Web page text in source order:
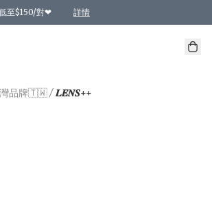
至$150/對❤ 詳情
貨❁⃘
☼ 特價❤︎數量有限 售完即止
兩對$99✿數量有限 售完即止♫
上9 折；買4件或以上85 折；買6件或以上8 折
140.00；買4件HKD 260.00
190.00；買4件HKD 360.00
110.00；買4件HKD 180.00
170.00；買4件HKD 320.00
上減HKD 148.00
上減HKD 148.00
上95 折；買4件或以上9 折；買6件或以上85 折；買8件
上87 折
以上減HKD 16.00；買4件或以上減HKD 32.00；買6
上95 折；買4件或以上9 折；買8件或以上85 折；買12
運費優惠！（適用於 特定的送貨方式 )
品牌🇹🇼/𝑳𝑬𝑵𝑺++